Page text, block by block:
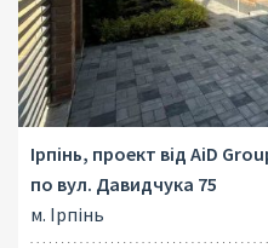
Ірпінь, проект від AiD
по вул. Давидчука 75
м. Ірпінь